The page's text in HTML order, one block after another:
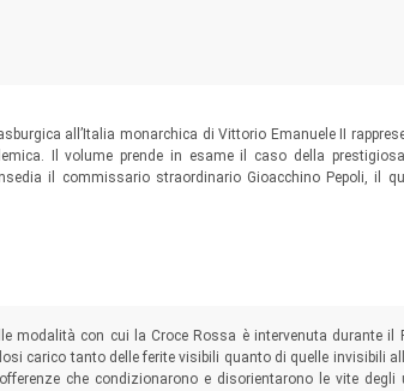
mappatura dell’acqua superficiale, sotterranea, potabile.
all’Italia monarchica di Vittorio Emanuele II
Il volume prende in esame il caso della
il commissario straordinario Gioacchino Pepoli, il
di oltre una dozzina di insegnanti compromessi
erano stati destituiti da Vienna per motivazioni politiche, per
modalità con cui la Croce Rossa è intervenuta durante il
carico tanto delle ferite visibili quanto di quelle invisibili
che condizionarono e disorientarono le vite degli